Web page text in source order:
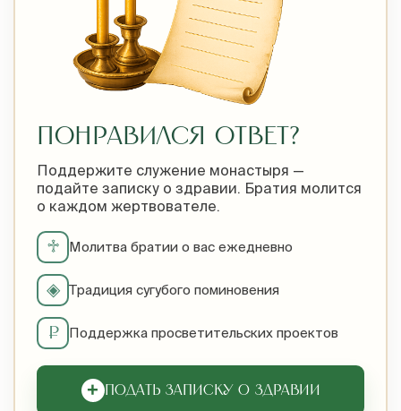
ПОНРАВИЛСЯ ОТВЕТ?
Поддержите служение монастыря —
подайте записку о здравии. Братия молится
о каждом жертвователе.
♱ Молитва братии о вас ежедневно
◈ Традиция сугубого поминовения
₽ Поддержка просветительских проектов
+ ПОДАТЬ ЗАПИСКУ О ЗДРАВИИ